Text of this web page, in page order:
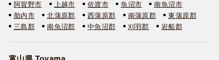
阿賀野市
上越市 佐渡市 魚沼市
南魚沼市
胎内市
北蒲原郡 西蒲原郡 南蒲原郡
東蒲原郡
三島郡
南魚沼郡 中魚沼郡 刈羽郡 岩船郡